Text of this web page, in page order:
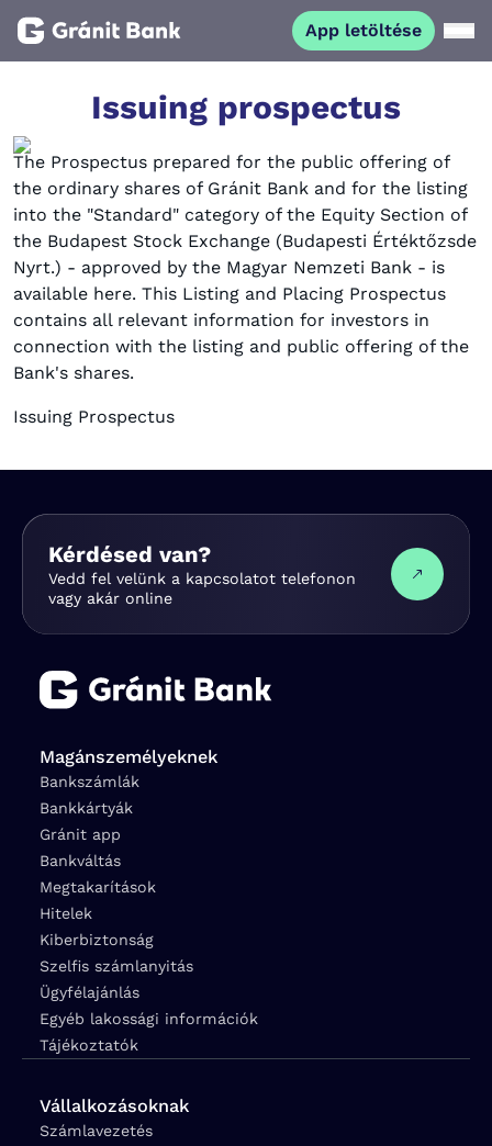
App letöltése
Magánszemélyeknek
Vállalkozásoknak
Fiataloknak
Befektetőknek
Kapcsolat
Issuing prospectus
The Prospectus prepared for the public offering of
the ordinary shares of Gránit Bank and for the listing
into the "Standard" category of the Equity Section of
the Budapest Stock Exchange (Budapesti Értéktőzsde
Nyrt.) - approved by the Magyar Nemzeti Bank - is
available here. This Listing and Placing Prospectus
contains all relevant information for investors in
connection with the listing and public offering of the
Bank's shares.
Issuing Prospectus
Kérdésed van?
Vedd fel velünk a kapcsolatot telefonon
vagy akár online
Magánszemélyeknek
Bankszámlák
Bankkártyák
Gránit app
Bankváltás
Megtakarítások
Hitelek
Kiberbiztonság
Szelfis számlanyitás
Ügyfélajánlás
Egyéb lakossági információk
Tájékoztatók
Vállalkozásoknak
Számlavezetés